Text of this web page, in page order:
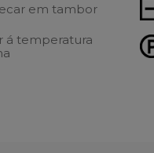
em tambor
á temperatura